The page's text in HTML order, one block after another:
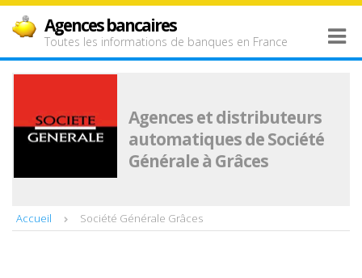
Agences bancaires
Toutes les informations de banques en France
Agences et distributeurs
automatiques de Société
Générale à Grâces
Accueil Société Générale Grâces